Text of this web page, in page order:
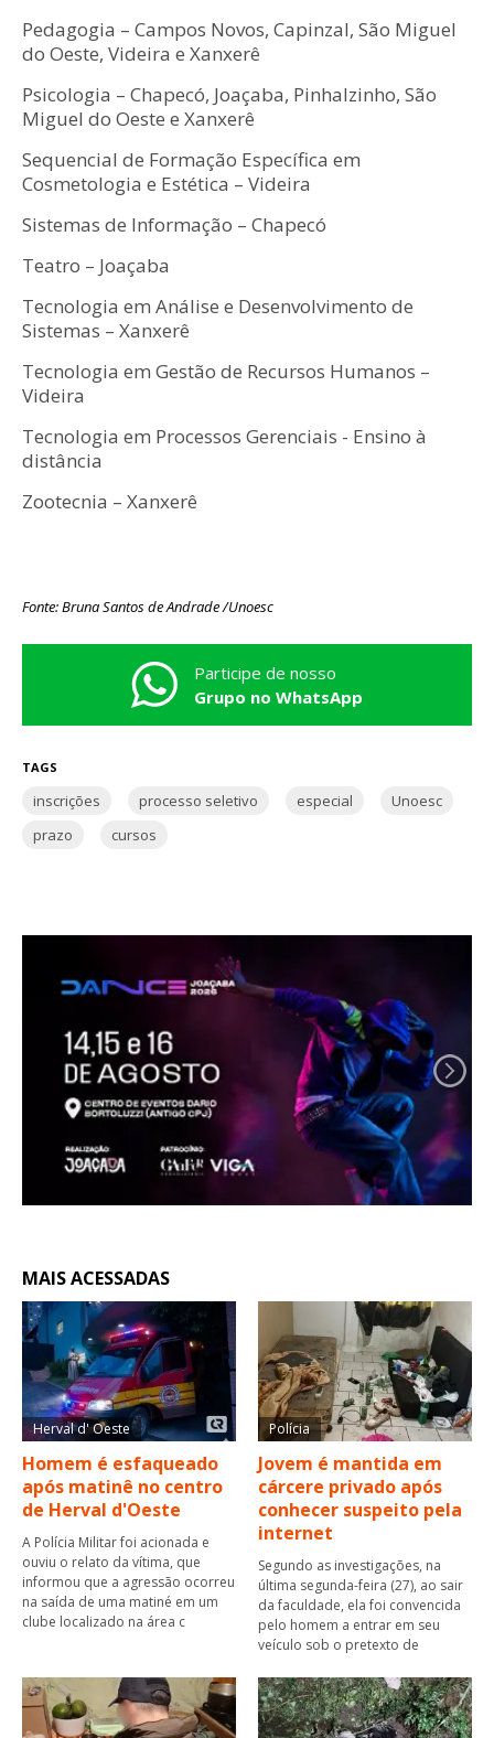
Pedagogia – Campos Novos, Capinzal, São Miguel
do Oeste, Videira e Xanxerê
Psicologia – Chapecó, Joaçaba, Pinhalzinho, São
Miguel do Oeste e Xanxerê
Sequencial de Formação Específica em
Cosmetologia e Estética – Videira
Sistemas de Informação – Chapecó
Teatro – Joaçaba
Tecnologia em Análise e Desenvolvimento de
Sistemas – Xanxerê
Tecnologia em Gestão de Recursos Humanos –
Videira
Tecnologia em Processos Gerenciais - Ensino à
distância
Zootecnia – Xanxerê
Fonte: Bruna Santos de Andrade /Unoesc
Participe de nosso
Grupo no WhatsApp
TAGS
inscrições processo seletivo especial
Unoesc
prazo
cursos
MAIS ACESSADAS
Herval d' Oeste
Homem é esfaqueado
após matinê no centro
de Herval d'Oeste
A Polícia Militar foi acionada e
ouviu o relato da vítima, que
informou que a agressão ocorreu
na saída de uma matiné em um
clube localizado na área c
Polícia
Jovem é mantida em
cárcere privado após
conhecer suspeito pela
internet
Segundo as investigações, na
última segunda-feira (27), ao sair
da faculdade, ela foi convencida
pelo homem a entrar em seu
veículo sob o pretexto de